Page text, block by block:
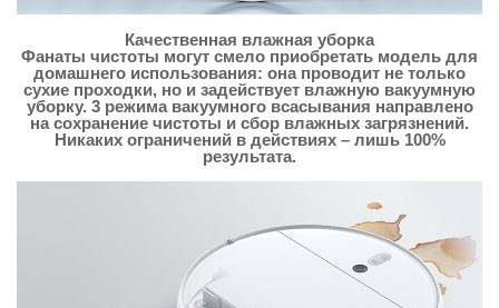
Качественная влажная уборка
Фанаты чистоты могут смело приобретать модель для
домашнего использования: она проводит не только
сухие проходки, но и задействует влажную вакуумную
уборку. 3 режима вакуумного всасывания направлено
на сохранение чистоты и сбор влажных загрязнений.
Никаких ограничений в действиях – лишь 100%
результата.